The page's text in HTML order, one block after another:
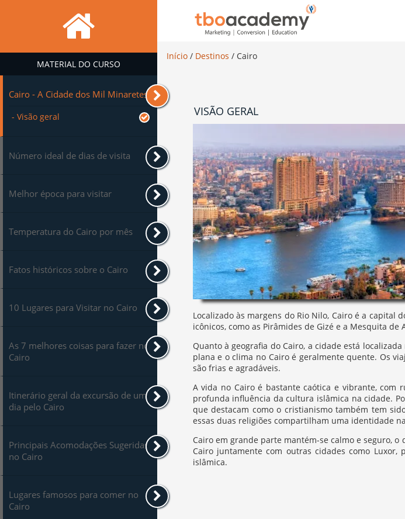
MATERIAL DO CURSO
Cairo - A Cidade dos Mil Minaretes
- Visão geral
Número ideal de dias de visita
Melhor época para visitar
Temperatura do Cairo por mês
Fatos históricos sobre o Cairo
10 Lugares para Visitar no Cairo
As 7 melhores coisas para fazer no
Cairo
Itinerário geral da excursão de um
dia pelo Cairo
Principais Acomodações Sugeridas
no Cairo
Lugares famosos para comer no
Cairo
Início / Destinos / Cairo
VISÃO GERAL
Localizado às margens do Rio Nilo, Cairo é a capital
icônicos, como as Pirâmides de Gizé e a Mesquita
Quanto à geografia do Cairo, a cidade está
plana e o clima no Cairo é geralmente quente. Os
são frias e agradáveis.
A vida no Cairo é bastante caótica e vibrante, com
profunda influência da cultura islâmica na cidade.
que destacam como o cristianismo também tem
essas duas religiões compartilham uma identidade
Cairo em grande parte mantém-se calmo e seguro,
Cairo juntamente com outras cidades como
islâmica.